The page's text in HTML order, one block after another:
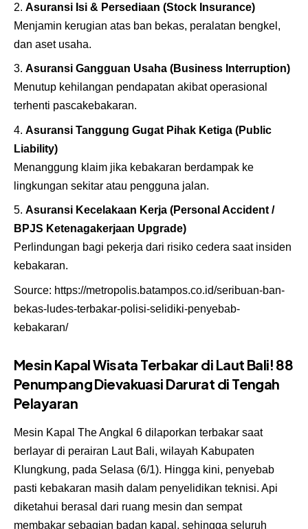
Asuransi Isi & Persediaan (Stock Insurance)
Menjamin kerugian atas ban bekas, peralatan bengkel,
dan aset usaha.
Asuransi Gangguan Usaha (Business Interruption)
Menutup kehilangan pendapatan akibat operasional
terhenti pascakebakaran.
Asuransi Tanggung Gugat Pihak Ketiga (Public
Liability)
Menanggung klaim jika kebakaran berdampak ke
lingkungan sekitar atau pengguna jalan.
Asuransi Kecelakaan Kerja (Personal Accident /
BPJS Ketenagakerjaan Upgrade)
Perlindungan bagi pekerja dari risiko cedera saat insiden
kebakaran.
Source: https://metropolis.batampos.co.id/seribuan-ban-
bekas-ludes-terbakar-polisi-selidiki-penyebab-
kebakaran/
Mesin Kapal Wisata Terbakar di Laut Bali! 88
Penumpang Dievakuasi Darurat di Tengah
Pelayaran
Mesin Kapal The Angkal 6 dilaporkan terbakar saat
berlayar di perairan Laut Bali, wilayah Kabupaten
Klungkung, pada Selasa (6/1). Hingga kini, penyebab
pasti kebakaran masih dalam penyelidikan teknisi. Api
diketahui berasal dari ruang mesin dan sempat
membakar sebagian badan kapal, sehingga seluruh